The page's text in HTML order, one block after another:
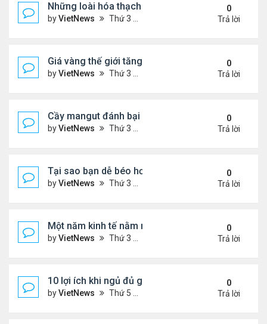
Những loài hóa thạch sống tồn tại lâu nhất trên
byVietNews Thứ 3 Tháng 12 13, 2022 11:11 am
0
Trả lời
Giá vàng thế giới tăng thẳng đứng
byVietNews Thứ 3 Tháng 12 13, 2022 10:54 am
0
Trả lời
Cầy mangut đánh bại rắn mamba đen
byVietNews Thứ 3 Tháng 12 13, 2022 10:50 am
0
Trả lời
Tại sao bạn dễ béo hơn vào mùa đông?
byVietNews Thứ 3 Tháng 12 13, 2022 10:42 am
0
Trả lời
Một năm kinh tế nằm ngoài dự liệu của Fed
byVietNews Thứ 3 Tháng 12 13, 2022 10:35 am
0
Trả lời
10 lợi ích khi ngủ đủ giấc
byVietNews Thứ 5 Tháng 12 08, 2022 5:04 pm
0
Trả lời